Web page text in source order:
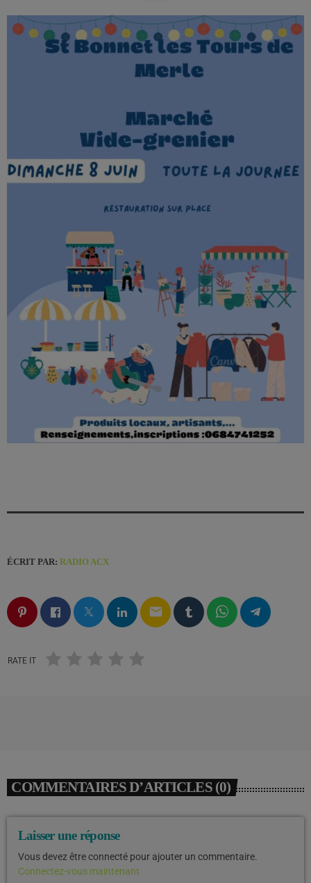
ÉCRIT PAR: RADIO ACX
email
RATE IT
COMMENTAIRES D’ARTICLES (0)
Laisser une réponse
Vous devez être connecté pour ajouter un commentaire.
Connectez-vous maintenant